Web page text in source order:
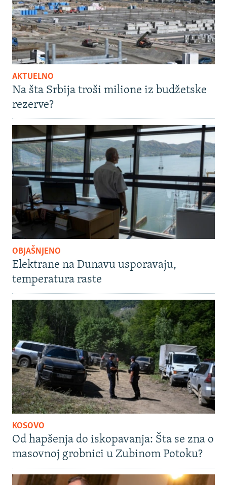
AKTUELNO
Na šta Srbija troši milione iz budžetske
rezerve?
OBJAŠNJENO
Elektrane na Dunavu usporavaju,
temperatura raste
KOSOVO
Od hapšenja do iskopavanja: Šta se zna o
masovnoj grobnici u Zubinom Potoku?